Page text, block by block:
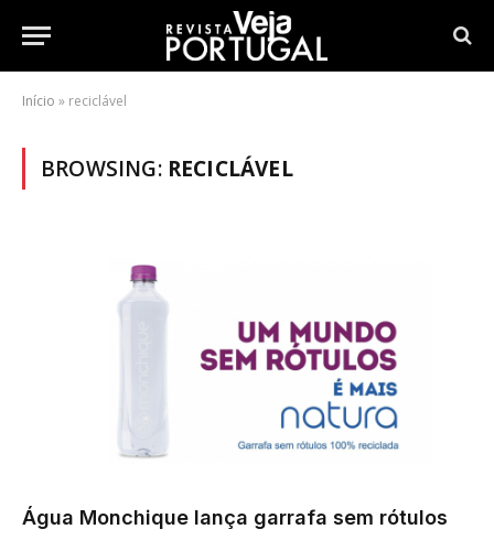
Início » reciclável
BROWSING: RECICLÁVEL
Água Monchique lança garrafa sem rótulos